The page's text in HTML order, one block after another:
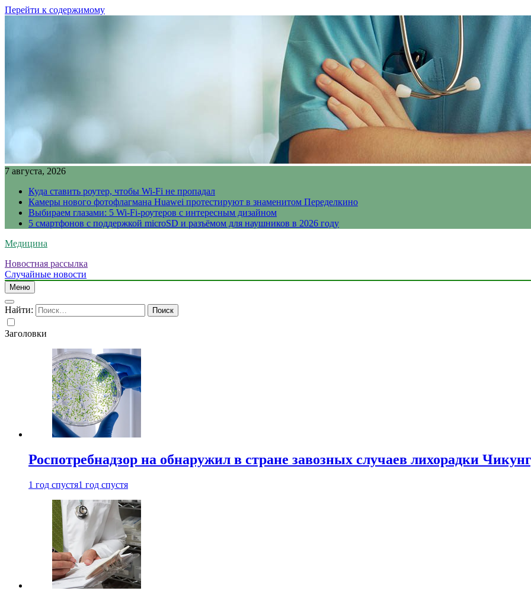
Перейти к содержимому
7 августа, 2026
Куда ставить роутер, чтобы Wi-Fi не пропадал
Камеры нового фотофлагмана Huawei протестируют в знаменитом Переделкино
Выбираем глазами: 5 Wi-Fi-роутеров с интересным дизайном
5 смартфонов с поддержкой microSD и разъёмом для наушников в 2026 году
Медицина
Новостная рассылка
Случайные новости
Меню
Найти:
Заголовки
Роспотребнадзор на обнаружил в стране завозных случаев лихорадки
1 год спустя1 год спустя